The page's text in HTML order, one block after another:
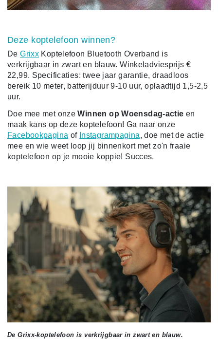
Deze koptelefoon winnen?
DeGrixx Koptelefoon Bluetooth Overband is
verkrijgbaar in zwart en blauw. Winkeladviesprijs €
22,99. Specificaties: twee jaar garantie, draadloos
bereik 10 meter, batterijduur 9-10 uur, oplaadtijd 1,5-2,5
uur.
Doe mee met onzeWinnen op Woensdag-actie en
maak kans op deze koptelefoon! Ga naar onze
Facebookpagina of Instagrampagina, doe met de actie
mee en wie weet loop jij binnenkort met zo'n fraaie
koptelefoon op je mooie koppie! Succes.
De Grixx-koptelefoon is verkrijgbaar in zwart en blauw.